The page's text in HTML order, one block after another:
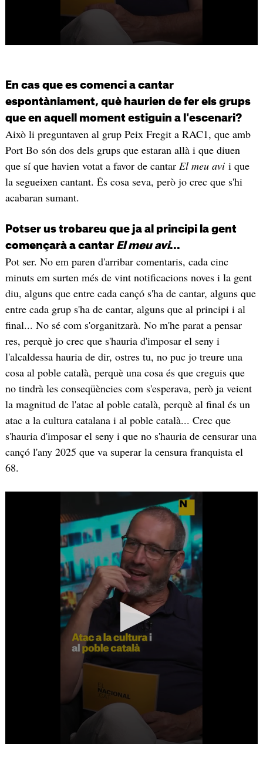
En cas que es comenci a cantar
espontàniament, què haurien de fer els grups
que en aquell moment estiguin a l'escenari?
Això li preguntaven al grup Peix Fregit a RAC1, que amb
Port Bo són dos dels grups que estaran allà i que diuen
que sí que havien votat a favor de cantar El meu avii que
la segueixen cantant. És cosa seva, però jo crec que s'hi
acabaran sumant.
Potser us trobareu que ja al principi la gent
començarà a cantar El meu avi...
Pot ser. No em paren d'arribar comentaris, cada cinc
minuts em surten més de vint notificacions noves i la gent
diu, alguns que entre cada cançó s'ha de cantar, alguns que
entre cada grup s'ha de cantar, alguns que al principi i al
final... No sé com s'organitzarà. No m'he parat a pensar
res, perquè jo crec que s'hauria d'imposar el seny i
l'alcaldessa hauria de dir, ostres tu, no puc jo treure una
cosa al poble català, perquè una cosa és que creguis que
no tindrà les conseqüències com s'esperava, però ja veient
la magnitud de l'atac al poble català, perquè al final és un
atac a la cultura catalana i al poble català... Crec que
s'hauria d'imposar el seny i que no s'hauria de censurar una
cançó l'any 2025 que va superar la censura franquista el
68.